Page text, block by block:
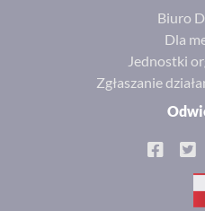
Biuro
Dla
Jednostki
Zgłaszanie